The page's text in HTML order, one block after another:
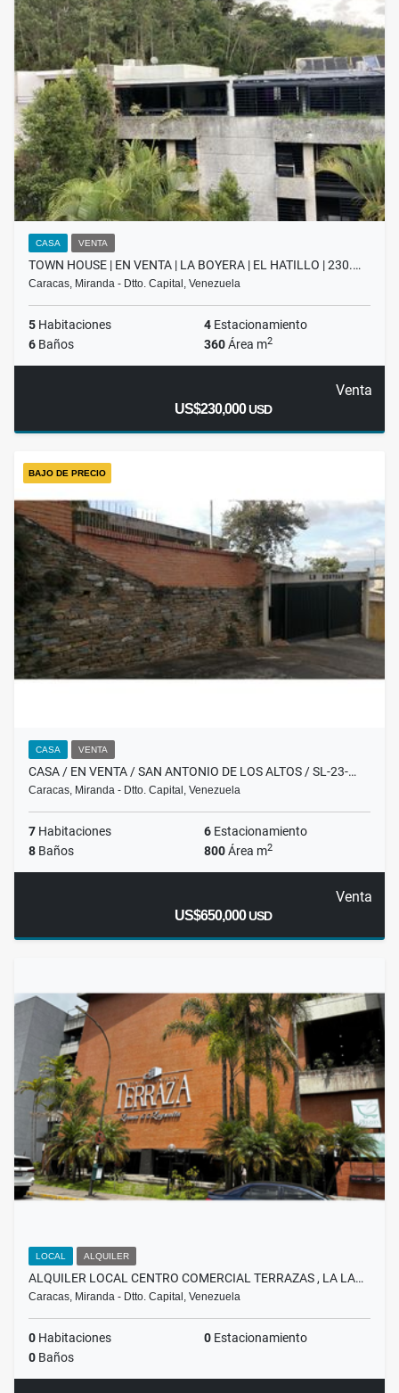
CASA VENTA
TOWN HOUSE | EN VENTA | LA BOYERA | EL HATILLO | 230.…
Caracas, Miranda - Dtto. Capital, Venezuela
5 Habitaciones 4 Estacionamiento
6 Baños 360Área m2
Venta
US$230,000USD
BAJO DE PRECIO
CASA VENTA
CASA / EN VENTA / SAN ANTONIO DE LOS ALTOS / SL-23-…
Caracas, Miranda - Dtto. Capital, Venezuela
7 Habitaciones 6 Estacionamiento
8 Baños 800Área m2
Venta
US$650,000USD
LOCAL ALQUILER
ALQUILER LOCAL CENTRO COMERCIAL TERRAZAS , LA LA…
Caracas, Miranda - Dtto. Capital, Venezuela
0 Habitaciones 0 Estacionamiento
0 Baños